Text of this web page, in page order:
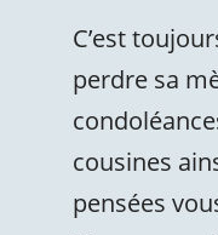
C’est
perdre sa
cousines
pensées